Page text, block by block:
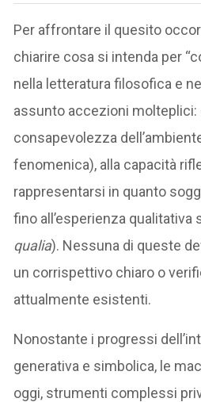
Per affrontare il quesito
chiarire cosa si intenda per
nella letteratura filosofica e
assunto accezioni molteplici:
consapevolezza
fenomenica), alla capacità
rappresentarsi in quanto
fino all’esperienza
qualia). Nessuna di queste
un corrispettivo chiaro o
attualmente esistenti.
Nonostante i progressi
generativa e simbolica, le
oggi, strumenti complessi